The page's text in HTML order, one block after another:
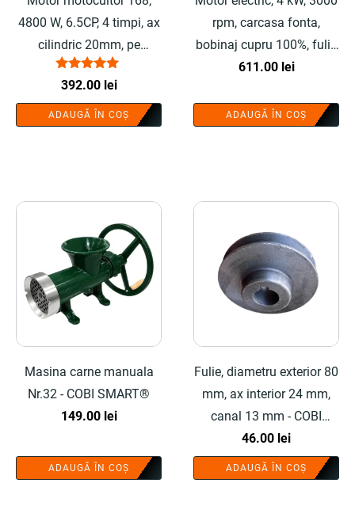
4800 W, 6.5CP, 4 timpi, ax
cilindric 20mm, pe
benzina - COBI SMART®
Evaluat la
5.00
din 5
392.00 lei
ADAUGĂ ÎN COȘ
rpm, carcasa fonta,
bobinaj cupru 100%, fulie
90mm inclusa - COBI
611.00 lei
ADAUGĂ ÎN COȘ
Masina carne manuala
Nr.32 - COBI SMART®
149.00 lei
ADAUGĂ ÎN COȘ
Fulie, diametru exterior 80
mm, ax interior 24 mm,
canal 13 mm - COBI
SMART®
46.00 lei
ADAUGĂ ÎN COȘ